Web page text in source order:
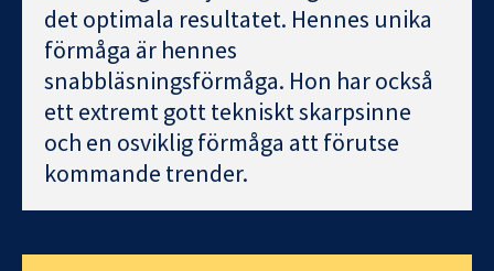
det optimala resultatet. Hennes unika
förmåga är hennes
snabbläsningsförmåga. Hon har också
ett extremt gott tekniskt skarpsinne
och en osviklig förmåga att förutse
kommande trender.